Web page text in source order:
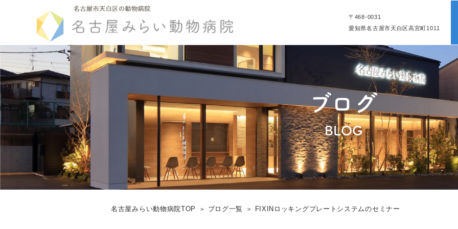
〒468-0031
愛知県名古屋市天白区高宮町1011
ブログ
BLOG
名古屋みらい動物病院TOP ブログ一覧 FIXINロッキングプレートシステムのセミナー